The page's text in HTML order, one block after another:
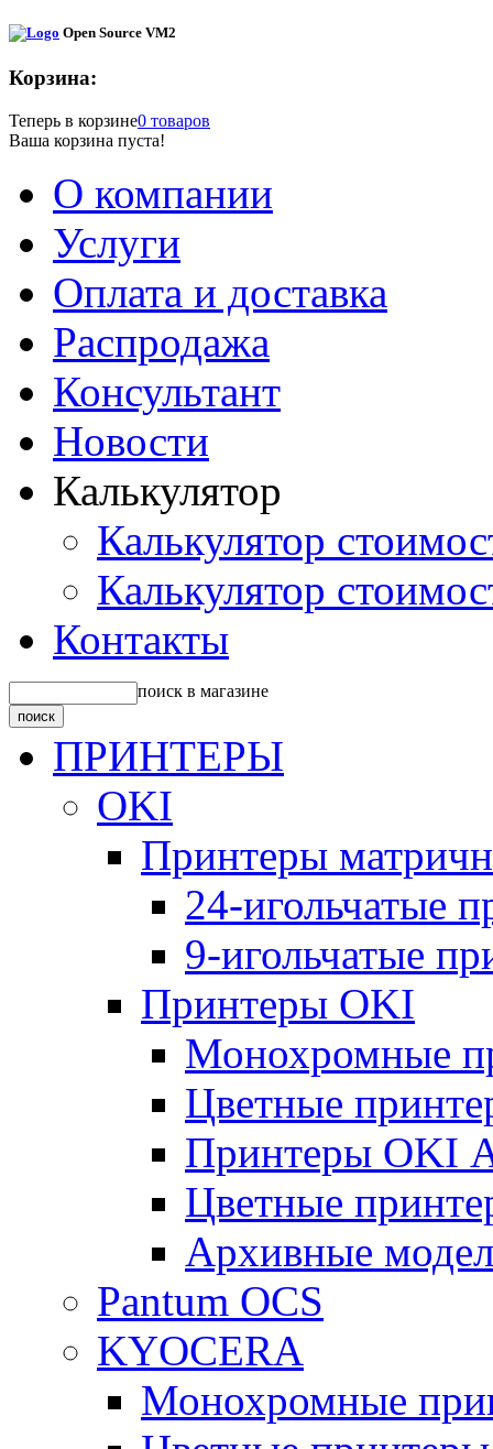
Open Source VM2
Корзина:
Теперь в корзине0 товаров
Ваша корзина пуста!
О компании
Услуги
Оплата и доставка
Распродажа
Консультант
Новости
Калькулятор
Калькулятор
Калькулятор
Контакты
поиск в магазине
ПРИНТЕРЫ
OKI
Принтеры
24-игольчатые
9-игольчатые
Принтеры OKI
Монохромные
Цветные
Принтеры OKI
Цветные
Архивные
Pantum OCS
KYOCERA
Монохромные